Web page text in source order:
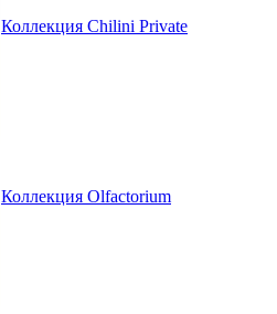
Коллекция Chilini Private
Коллекция Olfactorium